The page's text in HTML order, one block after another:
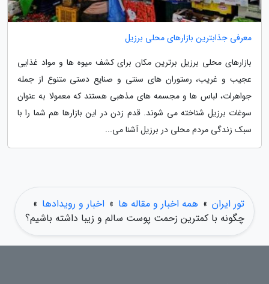
معرفی جذابترین بازارهای محلی برزیل
بازارهای محلی برزیل برترین مکان برای کشف میوه ها و مواد غذایی
عجیب و غریب، رستوران های سنتی و صنایع دستی متنوع از جمله
جواهرات، لباس ها و مجسمه های مذهبی هستند که معمولا به عنوان
سوغات برزیل شناخته می شوند. قدم زدن در این بازارها هم شما را با
سبک زندگی مردم محلی در برزیل آشنا می...
تور ایران » همه اخبار و مقاله ها » اخبار و رویدادها »
چگونه با کمترین زحمت پوست سالم و زیبا داشته باشیم؟